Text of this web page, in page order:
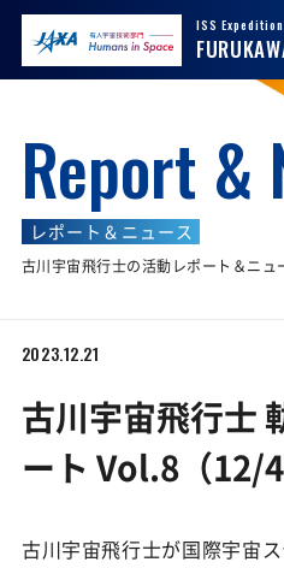
JAXA
ISS Expedition
Report &
レポート＆ニュース
古川宇宙飛行士の活動レポート＆ニュ
2023.12.21
古川宇宙飛行士
ート Vol.8（12/4
古川宇宙飛行士が国際宇宙